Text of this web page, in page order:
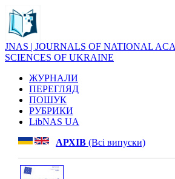
JNAS | JOURNALS OF NATIONAL
SCIENCES OF UKRAINE
ЖУРНАЛИ
ПЕРЕГЛЯД
ПОШУК
РУБРИКИ
LibNAS UA
АРХІВ (Всі випуски)